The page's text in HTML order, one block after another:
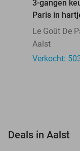
3-gangen
Paris in
Le Goût De
Aalst
Verkocht:
Deals in Aalst